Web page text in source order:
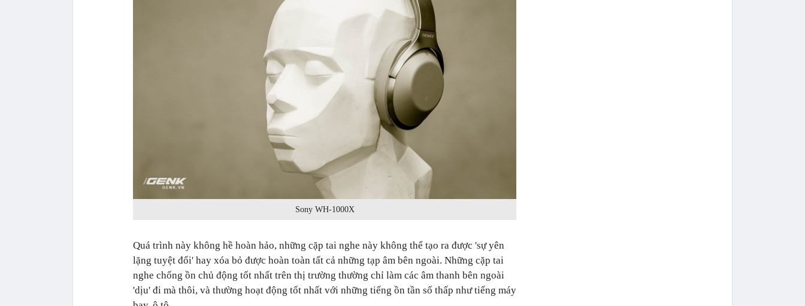
Sony WH-1000X
Quá trình này không hề hoàn hảo, những cặp tai nghe này không thể tạo ra được 'sự yên
lặng tuyệt đối' hay xóa bỏ được hoàn toàn tất cả những tạp âm bên ngoài. Những cặp tai
nghe chống ồn chủ động tốt nhất trên thị trường thường chỉ làm các âm thanh bên ngoài
'dịu' đi mà thôi, và thường hoạt động tốt nhất với những tiếng ồn tần số thấp như tiếng máy